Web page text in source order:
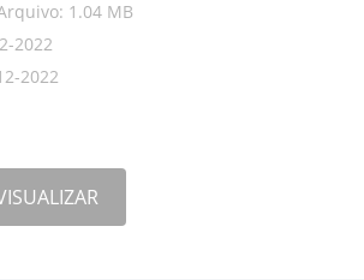
1.04 MB
2022
2022